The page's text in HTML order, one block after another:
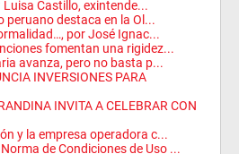
Castillo, exintende...
peruano destaca en la Ol...
por José Ignac...
fomentan una rigidez...
avanza, pero no basta p...
INVERSIONES PARA
INVITA A CELEBRAR CON
y la empresa operadora c...
de Condiciones de Uso ...